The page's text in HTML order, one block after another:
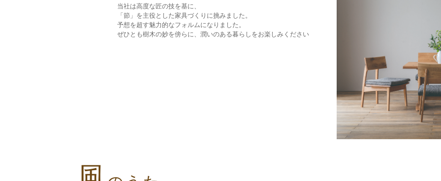
当社は高度な匠の技を基に、
「節」を主役とした家具づくりに挑みました。
予想を超す魅力的なフォルムになりました。
ぜひとも樹木の妙を傍らに、潤いのある暮らしをお楽しみください